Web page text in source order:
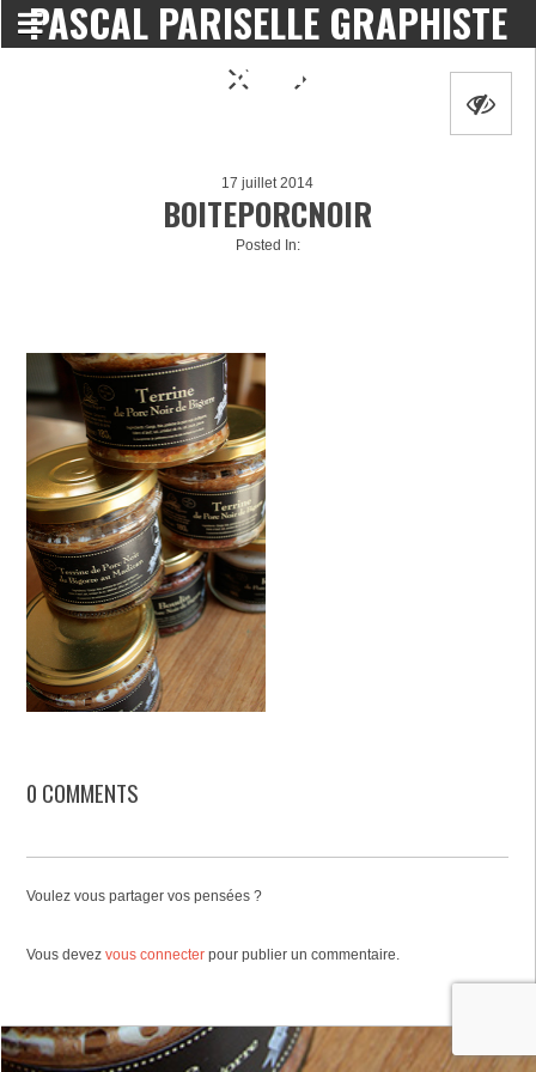
PASCAL PARISELLE GRAPHISTE
DESIGNER
17 juillet 2014
BOITEPORCNOIR
Posted In:
0 COMMENTS
Voulez vous partager vos pensées ?
Vous devezvous connecter pour publier un commentaire.